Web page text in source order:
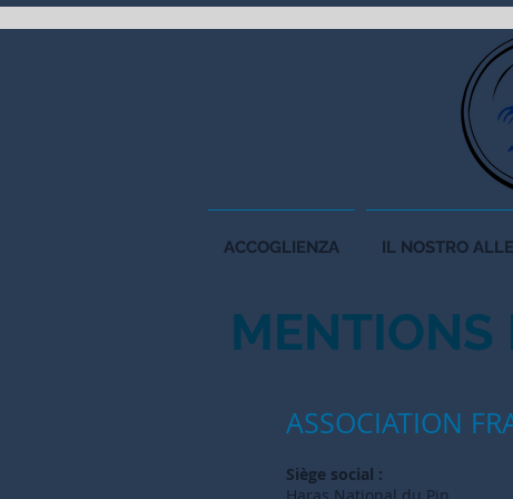
ACCOGLIENZA IL NOSTRO
MENTIONS
ASSOCIATION
Siège social :